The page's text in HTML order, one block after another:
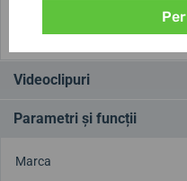
(Pentru
Videoclipuri
Parametri și funcții
Marca